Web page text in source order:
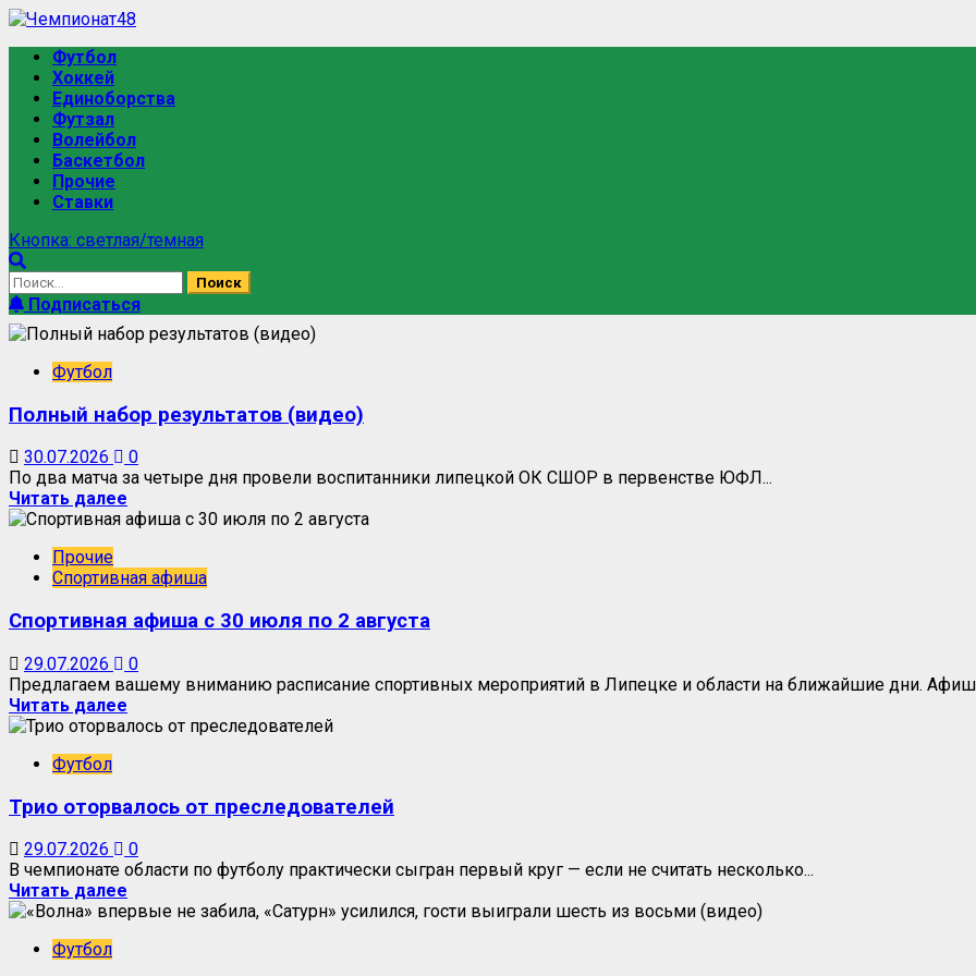
Футбол
Хоккей
Единоборства
Футзал
Волейбол
Баскетбол
Прочие
Ставки
Кнопка: светлая/темная
Подписаться
Футбол
Полный набор результатов (видео)
30.07.2026
0
По два матча за четыре дня провели воспитанники липецкой ОК СШОР в первенстве ЮФЛ...
Читать далее
Прочие
Спортивная афиша
Спортивная афиша с 30 июля по 2 августа
29.07.2026
0
Предлагаем вашему вниманию расписание спортивных мероприятий в Липецке и области на ближайшие дни.
Читать далее
Футбол
Трио оторвалось от преследователей
29.07.2026
0
В чемпионате области по футболу практически сыгран первый круг — если не считать несколько...
Читать далее
Футбол